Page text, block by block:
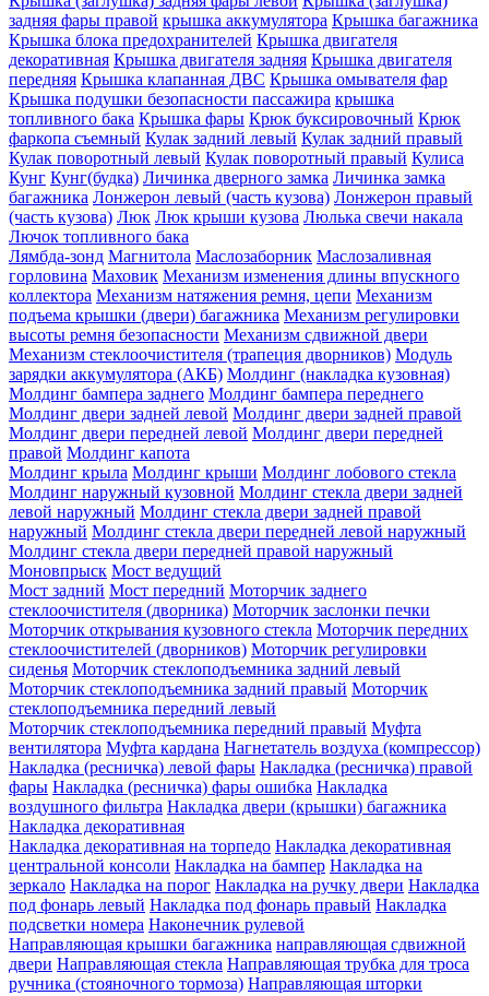
задняя фары правой крышка аккумулятора Крышка багажника
Крышка блока предохранителей Крышка двигателя
декоративная Крышка двигателя задняя Крышка двигателя
передняя Крышка клапанная ДВС Крышка омывателя фар
Крышка подушки безопасности пассажира крышка
топливного бака Крышка фары Крюк буксировочный Крюк
фаркопа съемный Кулак задний левый Кулак задний правый
Кулак поворотный левый Кулак поворотный правый Кулиса
Кунг Кунг(будка) Личинка дверного замка Личинка замка
багажника Лонжерон левый (часть кузова) Лонжерон правый
(часть кузова) Люк Люк крыши кузова Люлька свечи накала
Лючок топливного бака
Лямбда-зонд Магнитола Маслозаборник Маслозаливная
горловина Маховик Механизм изменения длины впускного
коллектора Механизм натяжения ремня, цепи Механизм
подъема крышки (двери) багажника Механизм регулировки
высоты ремня безопасности Механизм сдвижной двери
Механизм стеклоочистителя (трапеция дворников) Модуль
зарядки аккумулятора (АКБ) Молдинг (накладка кузовная)
Молдинг бампера заднего Молдинг бампера переднего
Молдинг двери задней левой Молдинг двери задней правой
Молдинг двери передней левой Молдинг двери передней
правой Молдинг капота
Молдинг крыла Молдинг крыши Молдинг лобового стекла
Молдинг наружный кузовной Молдинг стекла двери задней
левой наружный Молдинг стекла двери задней правой
наружный Молдинг стекла двери передней левой наружный
Молдинг стекла двери передней правой наружный
Моновпрыск Мост ведущий
Мост задний Мост передний Моторчик заднего
стеклоочистителя (дворника) Моторчик заслонки печки
Моторчик открывания кузовного стекла Моторчик передних
стеклоочистителей (дворников) Моторчик регулировки
сиденья Моторчик стеклоподъемника задний левый
Моторчик стеклоподъемника задний правый Моторчик
стеклоподъемника передний левый
Моторчик стеклоподъемника передний правый Муфта
вентилятора Муфта кардана Нагнетатель воздуха (компрессор)
Накладка (ресничка) левой фары Накладка (ресничка) правой
фары Накладка (ресничка) фары ошибка Накладка
воздушного фильтра Накладка двери (крышки) багажника
Накладка декоративная
Накладка декоративная на торпедо Накладка декоративная
центральной консоли Накладка на бампер Накладка на
зеркало Накладка на порог Накладка на ручку двери Накладка
под фонарь левый Накладка под фонарь правый Накладка
подсветки номера Наконечник рулевой
Направляющая крышки багажника направляющая сдвижной
двери Направляющая стекла Направляющая трубка для троса
ручника (стояночного тормоза) Направляющая шторки